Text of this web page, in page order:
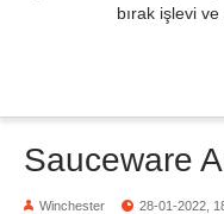
bırak işlevi ve
Sauceware
Winchester 28-01-2022,